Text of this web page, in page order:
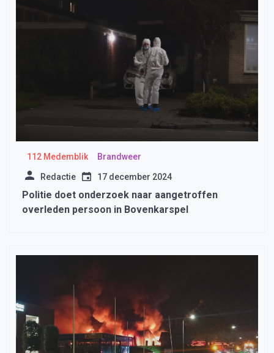
112 Medemblik Brandweer
Redactie 17 december 2024
Politie doet onderzoek naar aangetroffen
overleden persoon in Bovenkarspel